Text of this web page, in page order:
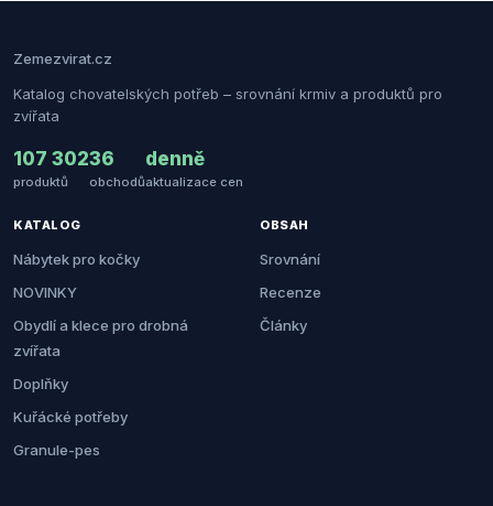
Zemezvirat.cz
Katalog chovatelských potřeb – srovnání krmiv a produktů pro
zvířata
107 302
produktů
36
obchodů
denně
aktualizace cen
KATALOG
Nábytek pro kočky
NOVINKY
Obydlí a klece pro drobná
zvířata
Doplňky
Kuřácké potřeby
Granule-pes
OBSAH
Srovnání
Recenze
Články